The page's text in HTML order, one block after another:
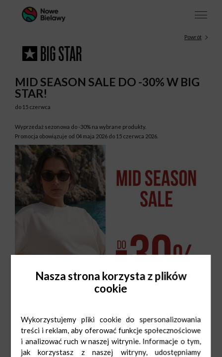
Powrót
MID SEASON SALE DO -30% W BIG
STAR!
do 15 czerwca
Wyprzedaż sezonowa do -30% na wybrane produkty.
Promocja obowiązuje od 04 maja 2026 do 15 czerwca 2026.
Nasza strona korzysta z plików
cookie
Wykorzystujemy pliki cookie do spersonalizowania
treści i reklam, aby oferować funkcje społecznościowe
i analizować ruch w naszej witrynie. Informacje o tym,
jak korzystasz z naszej witryny, udostępniamy